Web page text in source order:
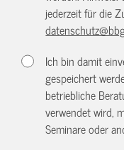
jederzeit für die
Ich bin damit
gespeichert
betriebliche
verwendet wird,
Seminare oder